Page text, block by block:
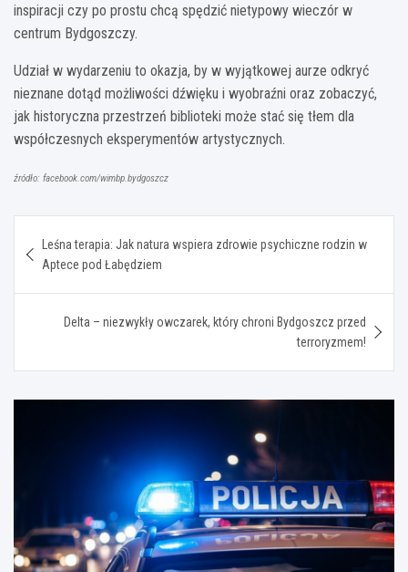
inspiracji czy po prostu chcą spędzić nietypowy wieczór w
centrum Bydgoszczy.
Udział w wydarzeniu to okazja, by w wyjątkowej aurze odkryć
nieznane dotąd możliwości dźwięku i wyobraźni oraz zobaczyć,
jak historyczna przestrzeń biblioteki może stać się tłem dla
współczesnych eksperymentów artystycznych.
źródło: facebook.com/wimbp.bydgoszcz
wpisu
Leśna terapia: Jak natura wspiera zdrowie psychiczne rodzin w
Aptece pod Łabędziem
Delta – niezwykły owczarek, który chroni Bydgoszcz przed
terroryzmem!